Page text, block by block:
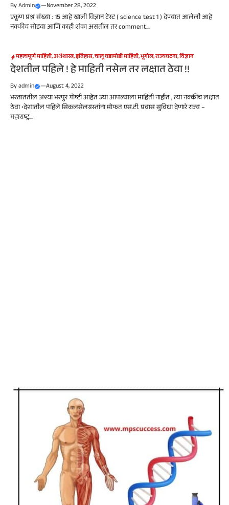
ByAdmin —November 28, 2022
एकूण प्रश्न संख्या : 15 आहे खाली विज्ञान टेस्ट ( science test 1 ) देण्यात आलेली आहे
नक्कीच सोडवा आणि काही शंका असतील तर comment....
महत्वपूर्ण माहिती,अर्थशास्त्र,इतिहास,चालू घडामोडी माहिती,भूगोल,राज्यघटना,विज्ञान
देशतील पहिले ! हे माहिती नसेल तर लक्षात ठेवा !!
Byadmin —August 4, 2022
भरताततील अश्या भरपुर गोष्टी आहेत ज्या आपल्याला माहिती नाहीत , त्या नक्कीच लक्षात
ठेवा •देशातील पहिले सिकलसेलग्रस्तांना मोफत एस.टी. प्रवास सुविधा देणारे राज्य –
महाराष्ट्र....